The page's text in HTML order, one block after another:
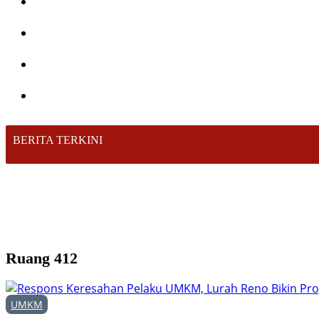
BERITA TERKINI
Ruang 412
UMKM